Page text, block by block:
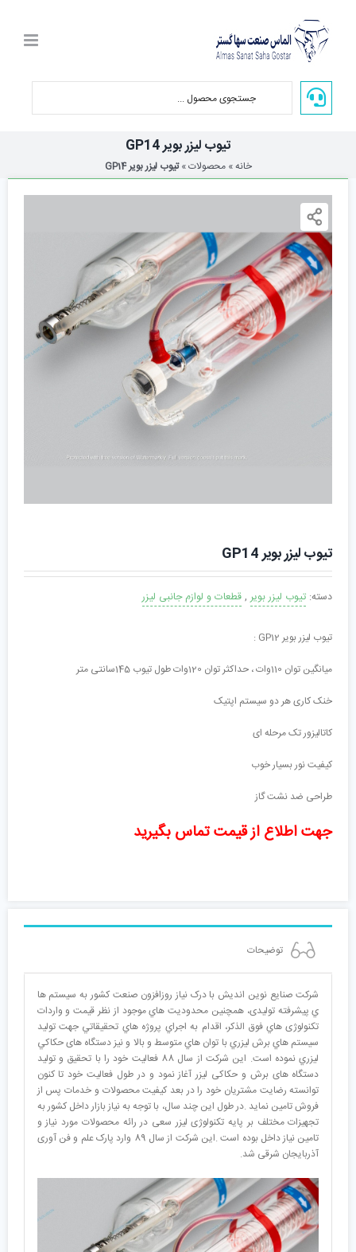
content
تیوب لیزر بویر GP14
خانه»محصولات»تیوب لیزر بویر GP14
تیوب لیزر بویر GP14
دسته: تیوب لیزر بویر ,قطعات و لوازم جانبی لیزر
تیوب لیزر بویر GP12 :
میانگین توان 110وات ، حداکثر توان 120وات طول تیوب 145سانتی متر
خنک کاری هر دو سیستم اپتیک
کاتالیزور تک مرحله ای
کیفیت نور بسیار خوب
طراحی ضد نشت گاز
جهت اطلاع از قیمت تماس بگیرید
توضیحات
شرکت صنایع نوین اندیش با درک نیاز روزافزون صنعت کشور به سیستم ها
ي پیشرفته تولیدی، همچنین محدودیت هاي موجود از نظر قیمت و واردات
تکنولوژی هاي فوق الذکر، اقدام به اجراي پروژه هاي تحقيقاتي جهت توليد
سيستم هاي برش ليزري با توان هاي متوسط و بالا و نیز دستگاه های حکاکي
ليزري نموده است. این شرکت از سال 88 فعالیت خود را با تحقیق و تولید
دستگاه های برش و حکاکی لیزر آغاز نمود و در طول فعالیت خود تا کنون
توانسته رضایت مشتریان خود را در بعد کیفیت محصولات و خدمات پس از
فروش تامین نماید .در طول این چند سال، با توجه به نیاز بازار داخل کشور به
تجهیزات مختلف بر پایه تکنولوژی لیزر سعی در رائه محصولات مورد نیاز و
تامین نیاز داخل بوده است .این شرکت از سال 89 وارد پارک علم و فن آوری
آذربایجان شرقی شد.